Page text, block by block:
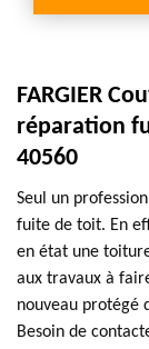
FARGIER
réparation
40560
Seul un
fuite de toit. En
en état une
aux travaux à
nouveau protégé
Besoin de